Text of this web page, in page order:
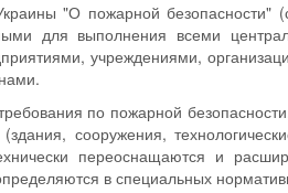
"О пожарной
для выполнения всеми
учреждениями,
по пожарной
сооружения,
переоснащаются и
в специальных